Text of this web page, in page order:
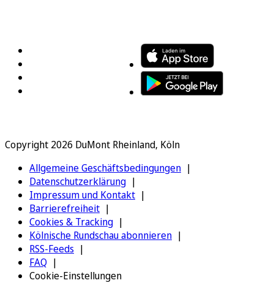
Copyright 2026 DuMont Rheinland, Köln
Allgemeine Geschäftsbedingungen
Datenschutzerklärung
Impressum und Kontakt
Barrierefreiheit
Cookies & Tracking
Kölnische Rundschau abonnieren
RSS-Feeds
FAQ
Cookie-Einstellungen